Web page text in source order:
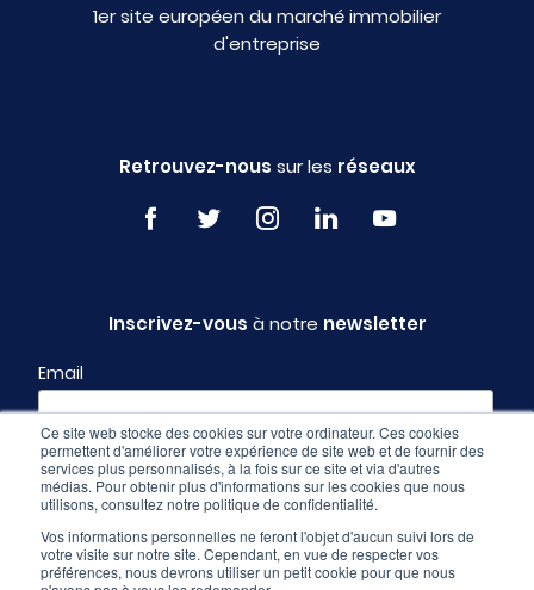
Ce site web stocke des cookies sur votre ordinateur. Ces cookies
permettent d'améliorer votre expérience de site web et de fournir des
services plus personnalisés, à la fois sur ce site et via d'autres
médias. Pour obtenir plus d'informations sur les cookies que nous
utilisons, consultez notre politique de confidentialité.
Vos informations personnelles ne feront l'objet d'aucun suivi lors de
votre visite sur notre site. Cependant, en vue de respecter vos
préférences, nous devrons utiliser un petit cookie pour que nous
1er site européen du marché immobilier
d'entreprise
Retrouvez-nous sur les réseaux
Inscrivez-vous à notre newsletter
Email
Profil